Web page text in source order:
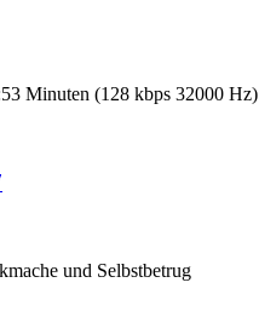
Minuten (128 kbps 32000 Hz)
und Selbstbetrug